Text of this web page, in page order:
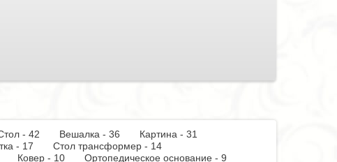
- 42 Вешалка - 36
Картина - 31
- 17
Стол трансформер - 14
Ковер - 10
Ортопедическое основание - 9